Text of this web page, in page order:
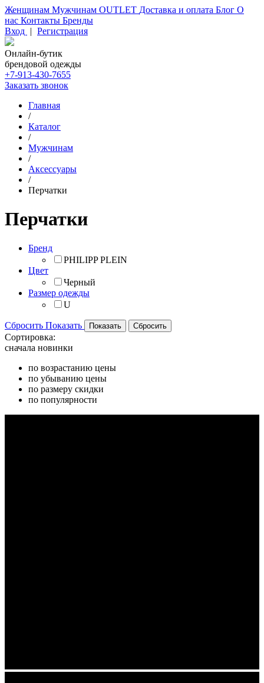
Женщинам Мужчинам OUTLET Доставка и оплата Блог О
нас Контакты Бренды
Вход | Регистрация
Онлайн-бутик
брендовой одежды
+7-913-430-7655
Заказать звонок
Главная
/
Каталог
/
Мужчинам
/
Аксессуары
/
Перчатки
Перчатки
Бренд
PHILIPP PLEIN
Цвет
Черный
Размер одежды
U
Сбросить Показать
Сортировка:
сначала новинки
по возрастанию цены
по убыванию цены
по размеру скидки
по популярности